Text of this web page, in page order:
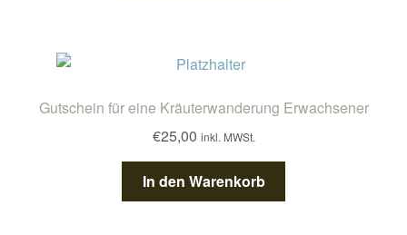
Optionen
Gutschein für eine Kräuterwanderung Erwachsener
€25,00 inkl. MWSt.
In den Warenkorb